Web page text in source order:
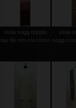
stola sogg.doppio
tau filo oro col.rosso
stola